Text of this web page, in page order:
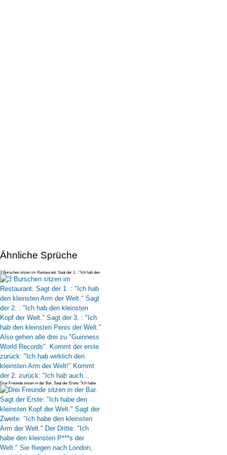
Ähnliche Sprüche
3 Burschen sitzen im Restaurant. Sagt der 1. : "Ich hab den
kleinsten Ar
Drei Freunde sitzen in der Bar. Sagt der Erste: "Ich habe
den kleinsten